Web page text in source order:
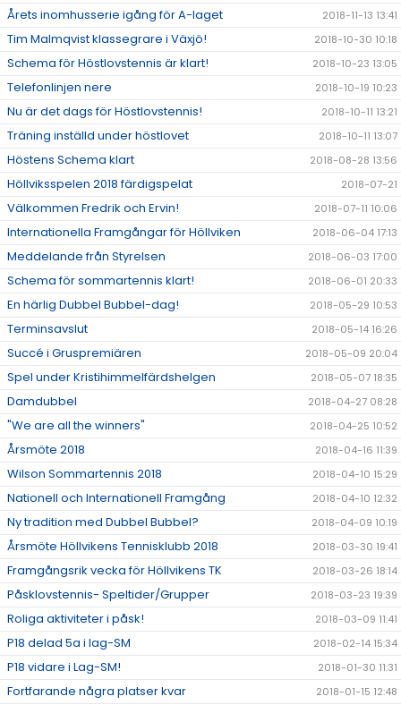
Årets inomhusserie igång för A-laget 2018-11-13 13:41
Tim Malmqvist klassegrare i Växjö! 2018-10-30 10:18
Schema för Höstlovstennis är klart! 2018-10-23 13:05
Telefonlinjen nere 2018-10-19 10:23
Nu är det dags för Höstlovstennis! 2018-10-11 13:21
Träning inställd under höstlovet 2018-10-11 13:07
Höstens Schema klart 2018-08-28 13:56
Höllviksspelen 2018 färdigspelat 2018-07-21
Välkommen Fredrik och Ervin! 2018-07-11 10:06
Internationella Framgångar för Höllviken 2018-06-04 17:13
Meddelande från Styrelsen 2018-06-03 17:00
Schema för sommartennis klart! 2018-06-01 20:33
En härlig Dubbel Bubbel-dag! 2018-05-29 10:53
Terminsavslut 2018-05-14 16:26
Succé i Gruspremiären 2018-05-09 20:04
Spel under Kristihimmelfärdshelgen 2018-05-07 18:35
Damdubbel 2018-04-27 08:28
"We are all the winners" 2018-04-25 10:52
Årsmöte 2018 2018-04-16 11:39
Wilson Sommartennis 2018 2018-04-10 15:29
Nationell och Internationell Framgång 2018-04-10 12:32
Ny tradition med Dubbel Bubbel? 2018-04-09 10:19
Årsmöte Höllvikens Tennisklubb 2018 2018-03-30 19:41
Framgångsrik vecka för Höllvikens TK 2018-03-26 18:14
Påsklovstennis- Speltider/Grupper 2018-03-23 19:39
Roliga aktiviteter i påsk! 2018-03-09 11:41
P18 delad 5a i lag-SM 2018-02-14 15:34
P18 vidare i Lag-SM! 2018-01-30 11:31
Fortfarande några platser kvar 2018-01-15 12:48